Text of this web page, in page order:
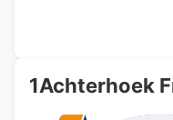
1Achterhoek